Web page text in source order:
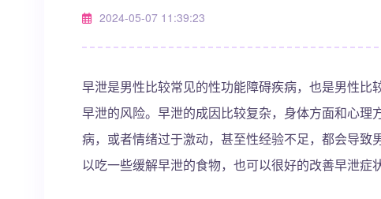
2024-05-07 11:39:23
早泄是男性比较常见的性功能障碍疾病，也是男性
早泄的风险。早泄的成因比较复杂，身体方面和心
病，或者情绪过于激动，甚至性经验不足，都会导
以吃一些缓解早泄的食物，也可以很好的改善早泄症状